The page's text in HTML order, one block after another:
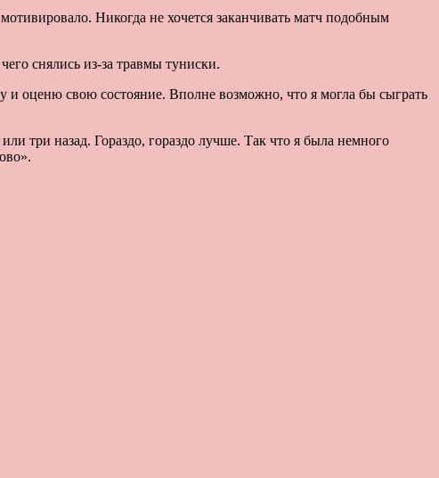
Никогда не хочется заканчивать матч подобным
снялись из-за травмы туниски.
и оценю свою состояние. Вполне возможно, что я могла бы сыграть
три назад. Гораздо, гораздо лучше. Так что я была немного